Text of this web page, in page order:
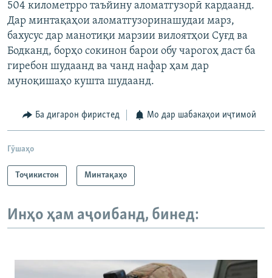
504 километрро таъйину аломатгузорӣ кардаанд.
Дар минтақаҳои аломатгузоринашудаи марз,
бахусус дар манотиқи марзии вилоятҳои Суғд ва
Бодканд, борҳо сокинон барои обу чарогоҳ даст ба
гиребон шудаанд ва чанд нафар ҳам дар
муноқишаҳо кушта шудаанд.
Ба дигарон фиристед Мо дар шабакаҳои иҷтимоӣ
Гӯшаҳо
Тоҷикистон Минтақаҳо
Инҳо ҳам аҷоибанд, бинед: